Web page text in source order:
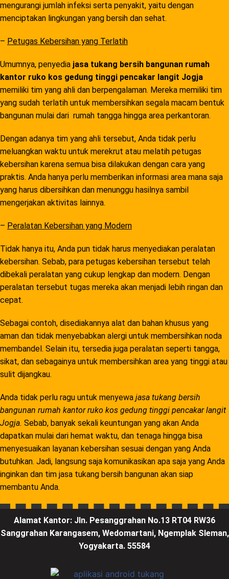
mengurangi jumlah infeksi serta penyakit, yaitu dengan
menciptakan lingkungan yang bersih dan sehat.
– Petugas Kebersihan yang Terlatih
Umumnya, penyedia jasa tukang bersih bangunan rumah
kantor ruko kos gedung tinggi pencakar langit Jogja
memiliki tim yang ahli dan berpengalaman. Mereka memiliki tim
yang sudah terlatih untuk membersihkan segala macam bentuk
bangunan mulai dari rumah tangga hingga area perkantoran.
Dengan adanya tim yang ahli tersebut, Anda tidak perlu
meluangkan waktu untuk merekrut atau melatih petugas
kebersihan karena semua bisa dilakukan dengan cara yang
praktis. Anda hanya perlu memberikan informasi area mana saja
yang harus dibersihkan dan menunggu hasilnya sambil
mengerjakan aktivitas lainnya.
– Peralatan Kebersihan yang Modern
Tidak hanya itu, Anda pun tidak harus menyediakan peralatan
kebersihan. Sebab, para petugas kebersihan tersebut telah
dibekali peralatan yang cukup lengkap dan modern. Dengan
peralatan tersebut tugas mereka akan menjadi lebih ringan dan
cepat.
Sebagai contoh, disediakannya alat dan bahan khusus yang
aman dan tidak menyebabkan alergi untuk membersihkan noda
membandel. Selain itu, tersedia juga peralatan seperti tangga,
sikat, dan sebagainya untuk membersihkan area yang tinggi atau
sulit dijangkau.
Anda tidak perlu ragu untuk menyewa jasa tukang bersih
bangunan rumah kantor ruko kos gedung tinggi pencakar langit
Jogja. Sebab, banyak sekali keuntungan yang akan Anda
dapatkan mulai dari hemat waktu, dan tenaga hingga bisa
menyesuaikan layanan kebersihan sesuai dengan yang Anda
butuhkan. Jadi, langsung saja komunikasikan apa saja yang Anda
inginkan dan tim jasa tukang bersih bangunan akan siap
membantu Anda.
Alamat Kantor: Jln. Pesanggrahan No.13 RT04 RW36
Sanggrahan Karangasem, Wedomartani, Ngemplak Sleman,
Yogyakarta. 55584